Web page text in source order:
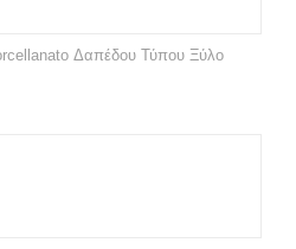
Δαπέδου Τύπου Ξύλο